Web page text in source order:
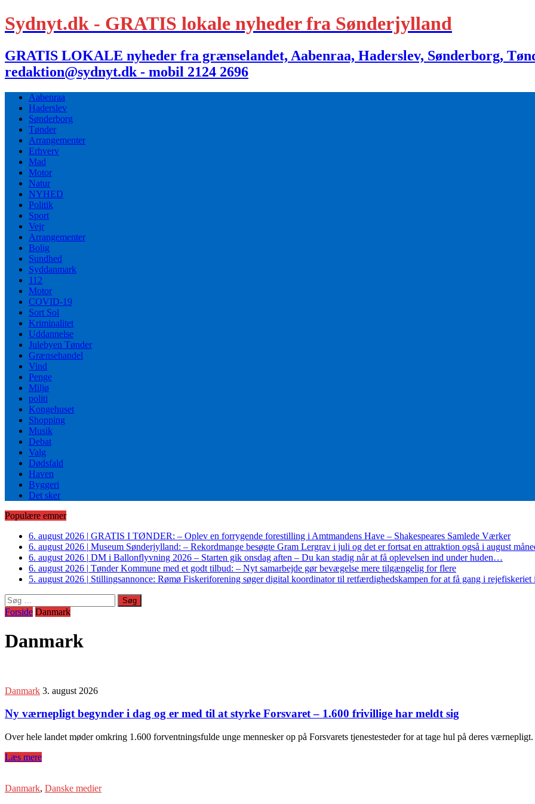
Sydnyt.dk - GRATIS lokale nyheder fra Sønderjylland
GRATIS LOKALE nyheder fra grænselandet, Aabenraa, Haderslev, Sønderborg,
redaktion@sydnyt.dk - mobil 2124 2696
Aabenraa
Haderslev
Sønderborg
Tønder
Arrangementer
Erhverv
Mad
Motor
Natur
NYHED
Politik
Sport
Vejr
Arrangementer
Bolig
Sundhed
Syddanmark
112
Motor
COVID-19
Sort Sol
Kriminalitet
Uddannelse
Julebyen Tønder
Grænsehandel
Vind
Penge
Miljø
politi
Kongehuset
Shopping
Musik
Debat
Valg
Dødsfald
Haven
Byggeri
Det sker
Populære emner
6. august 2026 | GRATIS I TØNDER: – Oplev en forrygende forestilling i Amtmandens Have – Shakespeares Samlede Værker
6. august 2026 | Museum Sønderjylland: – Rekordmange besøgte Gram Lergrav i juli og det er fortsat en attraktion også i august
6. august 2026 | DM i Ballonflyvning 2026 – Starten gik onsdag aften – Du kan stadig når at få oplevelsen ind under huden…
6. august 2026 | Tønder Kommune med et godt tilbud: – Nyt samarbejde gør bevægelse mere tilgængelig for flere
5. august 2026 | Stillingsannonce: Rømø Fiskeriforening søger digital koordinator til retfærdighedskampen for at få gang i
Søg
efter:
Forside Danmark
Danmark
Danmark 3. august 2026
Ny værnepligt begynder i dag og er med til at styrke Forsvaret – 1.600 frivillige har meldt sig
Over hele landet møder omkring 1.600 forventningsfulde unge mennesker op på Forsvarets tjenestesteder for at tage hul på deres
Læs mere
Danmark, Danske medier